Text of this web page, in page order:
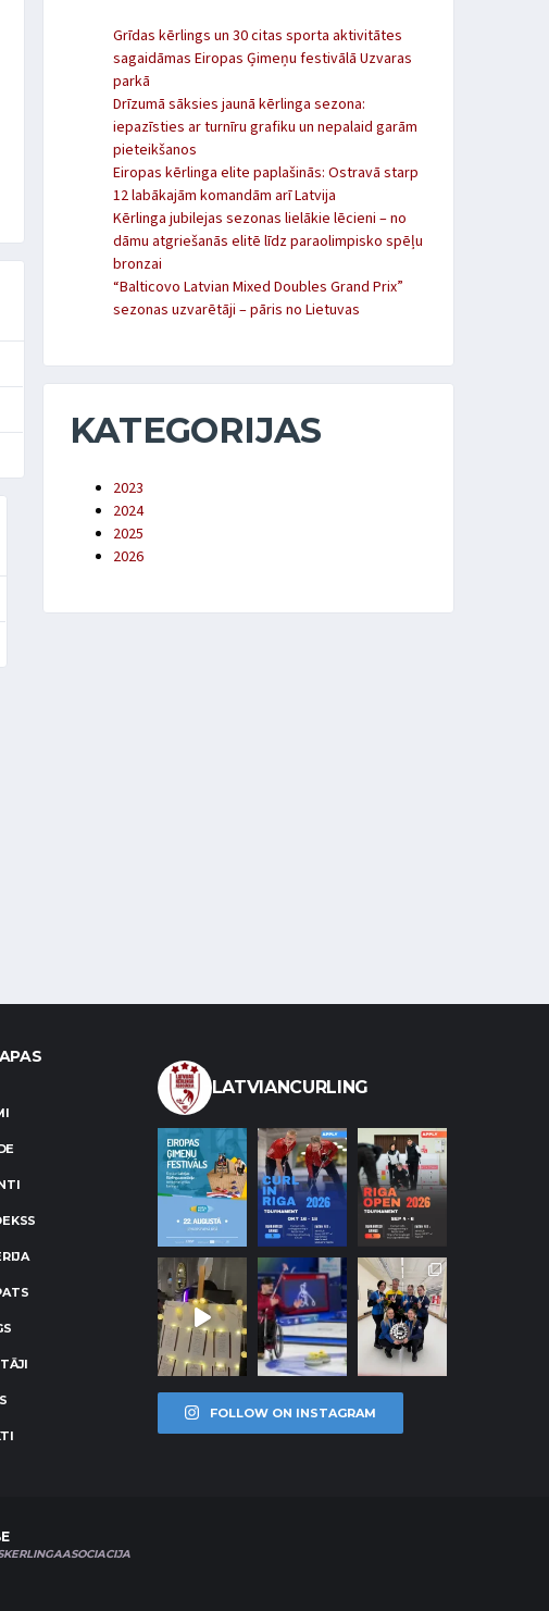
Grīdas kērlings un 30 citas sporta aktivitātes
sagaidāmas Eiropas Ģimeņu festivālā Uzvaras
parkā
Drīzumā sāksies jaunā kērlinga sezona:
iepazīsties ar turnīru grafiku un nepalaid garām
pieteikšanos
Eiropas kērlinga elite paplašinās: Ostravā starp
12 labākajām komandām arī Latvija
Kērlinga jubilejas sezonas lielākie lēcieni – no
dāmu atgriešanās elitē līdz paraolimpisko spēļu
bronzai
“Balticovo Latvian Mixed Doubles Grand Prix”
sezonas uzvarētāji – pāris no Lietuvas
KATEGORIJAS
2023
2024
2025
2026
LATVIANCURLING
FOLLOW ON INSTAGRAM